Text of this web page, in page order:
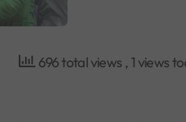
696 total views , 1 views